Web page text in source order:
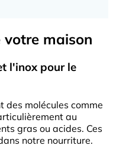
maison
l'inox pour le
des molécules comme
au
gras ou acides. Ces
notre nourriture.